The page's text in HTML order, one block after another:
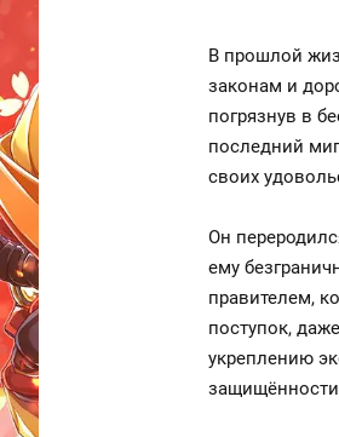
В прошлой
законам и
погрязнув в
последний
своих
Он
ему
правителем,
поступок,
укреплению